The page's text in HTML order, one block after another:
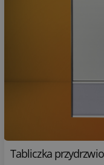
Tabliczka